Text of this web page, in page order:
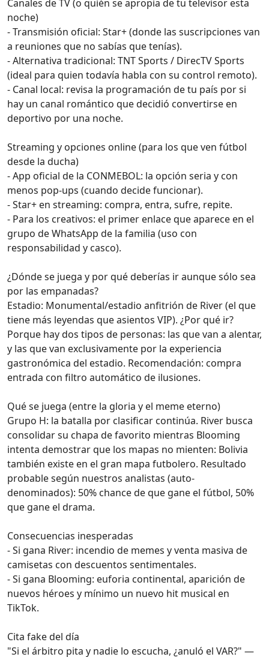
Canales de TV (o quién se apropia de tu televisor esta
noche)
- Transmisión oficial: Star+ (donde las suscripciones van
a reuniones que no sabías que tenías).
- Alternativa tradicional: TNT Sports / DirecTV Sports
(ideal para quien todavía habla con su control remoto).
- Canal local: revisa la programación de tu país por si
hay un canal romántico que decidió convertirse en
deportivo por una noche.
Streaming y opciones online (para los que ven fútbol
desde la ducha)
- App oficial de la CONMEBOL: la opción seria y con
menos pop-ups (cuando decide funcionar).
- Star+ en streaming: compra, entra, sufre, repite.
- Para los creativos: el primer enlace que aparece en el
grupo de WhatsApp de la familia (uso con
responsabilidad y casco).
¿Dónde se juega y por qué deberías ir aunque sólo sea
por las empanadas?
Estadio: Monumental/estadio anfitrión de River (el que
tiene más leyendas que asientos VIP). ¿Por qué ir?
Porque hay dos tipos de personas: las que van a alentar,
y las que van exclusivamente por la experiencia
gastronómica del estadio. Recomendación: compra
entrada con filtro automático de ilusiones.
Qué se juega (entre la gloria y el meme eterno)
Grupo H: la batalla por clasificar continúa. River busca
consolidar su chapa de favorito mientras Blooming
intenta demostrar que los mapas no mienten: Bolivia
también existe en el gran mapa futbolero. Resultado
probable según nuestros analistas (auto-
denominados): 50% chance de que gane el fútbol, 50%
que gane el drama.
Consecuencias inesperadas
- Si gana River: incendio de memes y venta masiva de
camisetas con descuentos sentimentales.
- Si gana Blooming: euforia continental, aparición de
nuevos héroes y mínimo un nuevo hit musical en
TikTok.
Cita fake del día
"Si el árbitro pita y nadie lo escucha, ¿anuló el VAR?" —